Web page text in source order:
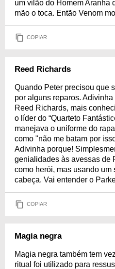
um vilão do Homem Aranha
mão o toca. Então Venom
COPIAR
Reed Richards
Quando Peter precisou que
por alguns reparos.
Reed Richards, mais
o líder do “Quarteto
manejava o uniforme do
como "não me batam por
Adivinha porque!
genialidades às avessas de
como herói, mas usando um
cabeça. Vai entender o
COPIAR
Magia negra
Magia negra também tem
ritual foi utilizado para